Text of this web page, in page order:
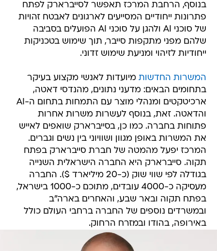
בנוסף, הרחבת המרכז תאפשר לסייברארק לפתח
פתרונות ייחודיים המסייעים לארגונים לאבטח זהויות
של סוכני AI ולהגן על סוכני AI הפועלים בסביבה
שלהם מפני מתקפות סייבר, תוך שימוש בטכניקות
ייחודיות לזיהוי ומניעת שימוש זדוני.
המשרות החדשות מיועדות לאנשי מקצוע בעיקר
בתחומים הבאים: מדעני נתונים, מהנדסי דאטה,
ארכיטקטים ומנהלי מוצר עם התמחות בתחום ה-AI
והדאטה. זאת, בנוסף לעשרות משרות אחרות
פתוחות בחברה. כמו כן, בסייברארק שואפים לאייש
את המשרות באופן מגוון ושוויוני בין נשים וגברים.
המרכז יפעל מהמטה של חברת סייברארק בפתח
תקוה. סייברארק היא החברה הישראלית השנייה
בגודלה לפי שווי שוק (כ-20 מיליארד $). החברה
מעסיקה כ-4000 עובדים, מתוכם כ-1000 בישראל,
בפתח תקוה ובאר שבע, והאחרים בארה"ב
ובמשרדים נוספים של החברה ברחבי העולם כולל
באירופה, בהודו ובמזרח הרחוק.